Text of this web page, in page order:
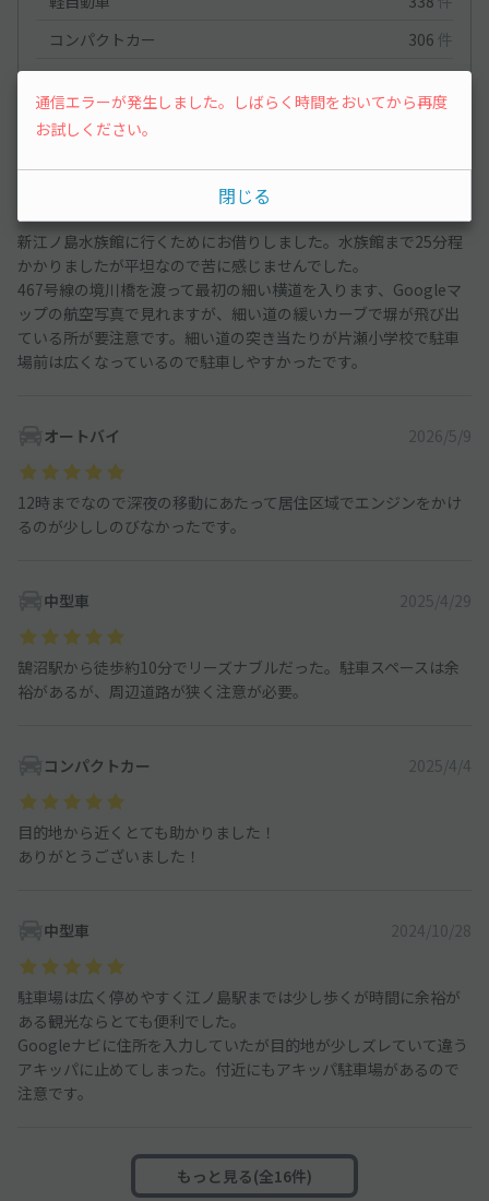
コンパクトカー
306 件
中型車
479件
ワンボックス
309件
ワンボックス 2026/5/30
新江ノ島水族館に行くためにお借りしました。水族館まで25分程
かかりましたが平坦なので苦に感じませんでした。
467号線の境川橋を渡って最初の細い横道を入ります、Googleマ
ップの航空写真で見れますが、細い道の緩いカーブで塀が飛び出
ている所が要注意です。細い道の突き当たりが片瀬小学校で駐車
場前は広くなっているので駐車しやすかったです。
オートバイ 2026/5/9
12時までなので深夜の移動にあたって居住区域でエンジンをかけ
るのが少ししのびなかったです。
中型車 2025/4/29
鵠沼駅から徒歩約10分でリーズナブルだった。駐車スペースは余
裕があるが、周辺道路が狭く注意が必要。
コンパクトカー 2025/4/4
目的地から近くとても助かりました！
ありがとうございました！
中型車 2024/10/28
駐車場は広く停めやすく江ノ島駅までは少し歩くが時間に余裕が
ある観光ならとても便利でした。
Googleナビに住所を入力していたが目的地が少しズレていて違う
アキッパに止めてしまった。付近にもアキッパ駐車場があるので
注意です。
もっと見る(全16件)
通信エラーが発生しました。しばらく時間をおいてから再度
お試しください。
閉じる